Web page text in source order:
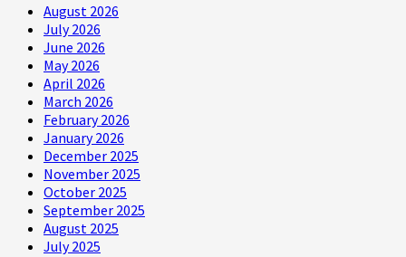
August 2026
July 2026
June 2026
May 2026
April 2026
March 2026
February 2026
January 2026
December 2025
November 2025
October 2025
September 2025
August 2025
July 2025